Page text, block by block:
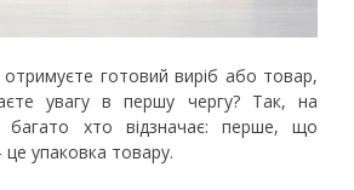
готовий виріб або товар,
увагу в першу чергу? Так, на
багато хто відзначає: перше, що
упаковка товару.